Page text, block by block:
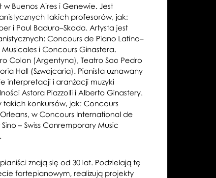
w Buenos Aires i Genewie. Jest
takich profesorów, jak:
i Paul Badura–Skoda. Artysta jest
Concours de Piano Latino–
i Concours Ginastera.
Colon (Argentyna), Teatro Sao Pedro
Hall (Szwajcaria). Pianista uznawany
interpretacji i aranżacji muzyki
Astora Piazzolli i Alberto Ginastery.
takich konkursów, jak: Concours
w Concours International de
– Swiss Conremporary Music
pianiści znają się od 30 lat. Podzielają tę
fortepianowym, realizują projekty